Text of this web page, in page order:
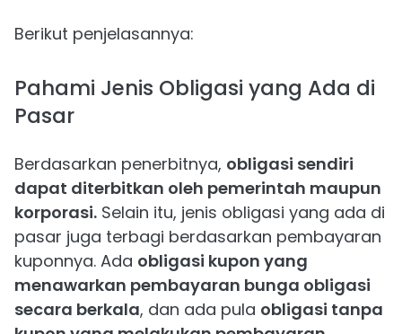
Berikut penjelasannya:
Pahami Jenis Obligasi yang Ada di
Pasar
Berdasarkan penerbitnya, obligasi sendiri
dapat diterbitkan oleh pemerintah maupun
korporasi. Selain itu, jenis obligasi yang ada di
pasar juga terbagi berdasarkan pembayaran
kuponnya. Ada obligasi kupon yang
menawarkan pembayaran bunga obligasi
secara berkala, dan ada pula obligasi tanpa